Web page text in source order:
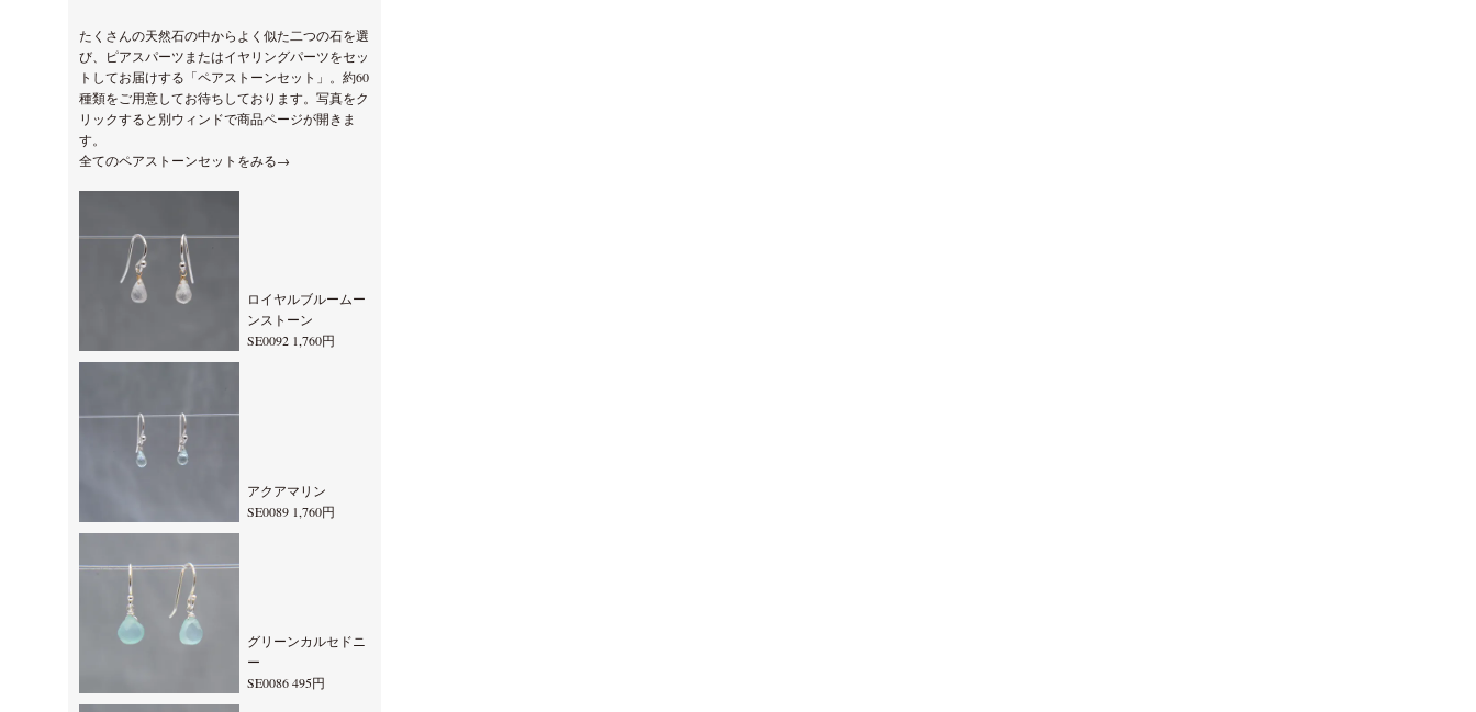
たくさんの天然石の中からよく似た二つの石を選
び、ピアスパーツまたはイヤリングパーツをセッ
トしてお届けする「ペアストーンセット」。約60
種類をご用意してお待ちしております。写真をク
リックすると別ウィンドで商品ページが開きま
す。
全てのペアストーンセットをみる→
ロイヤルブルームー
ンストーン
SE0092 1,760円
アクアマリン
SE0089 1,760円
グリーンカルセドニ
ー
SE0086 495円